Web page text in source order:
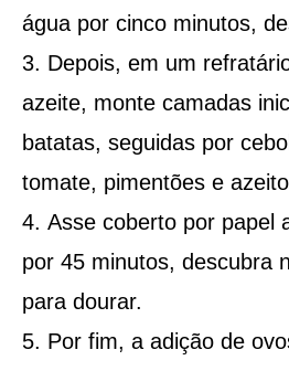
água por cinco minutos,
Depois, em um
azeite, monte camadas
batatas, seguidas por
tomate, pimentões e
Asse coberto por papel
por 45 minutos, descubra
para dourar.
Por fim, a adição de